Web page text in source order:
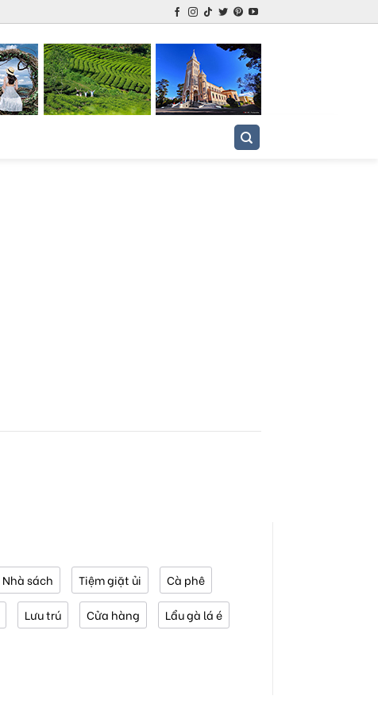
Nhà sách Tiệm giặt ủi Cà phê
Lưu trú Cửa hàng Lẩu gà lá é